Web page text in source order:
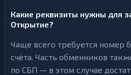
Какие реквизиты нужны для
Открытие?
Чаще всего требуется номер
счёта. Часть обменников
по СБП — в этом случае